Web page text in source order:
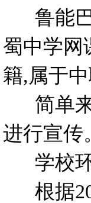
鲁能巴
蜀中学网
籍,属于
简单来
进行宣传
学校环
根据